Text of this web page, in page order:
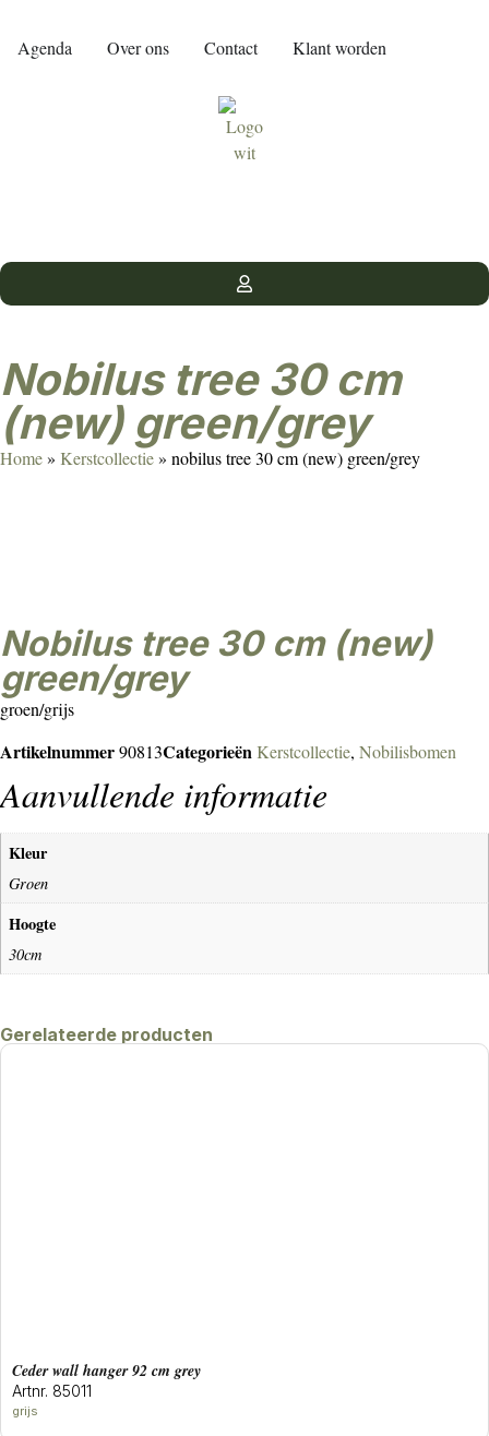
Agenda Over ons Contact Klant worden
nobilus tree 30 cm
(new) green/grey
Home» Kerstcollectie» nobilus tree 30 cm (new) green/grey
nobilus tree 30 cm (new)
green/grey
groen/grijs
Artikelnummer90813CategorieënKerstcollectie, Nobilisbomen
Aanvullende informatie
Kleur
Groen
Hoogte
30cm
Gerelateerde producten
ceder wall hanger 92 cm grey
Artnr. 85011
grijs